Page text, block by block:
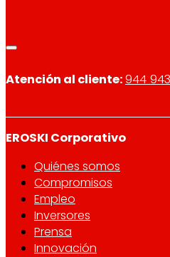
Atención al cliente:944
EROSKI Corporativo
Quiénes somos
Compromisos
Empleo
Inversores
Prensa
Innovación